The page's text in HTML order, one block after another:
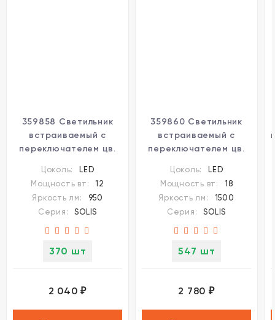
359858 Светильник
встраиваемый с
переключателем цв.
рассеивания Novotech
IP44 LED 12W
2700К\3200К\4000К
SOLIS
Цоколь:
LED
Мощность вт:
12
Яркость лм:
950
Серия:
SOLIS
370 шт
2 040₽
359860 Светильник
встраиваемый с
переключателем цв.
рассеивания Novotech
IP44 LED 18W
2700К\3200К\4000К
SOLIS
Цоколь:
LED
Мощность вт:
18
Яркость лм:
1500
Серия:
SOLIS
547 шт
2 780 ₽